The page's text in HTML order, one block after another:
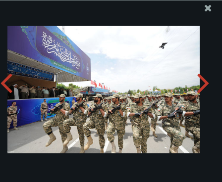
تحميل الألبوم:zip